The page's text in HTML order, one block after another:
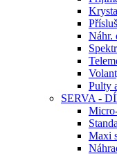
Náhr.
Pulty
SERVA -
Maxi